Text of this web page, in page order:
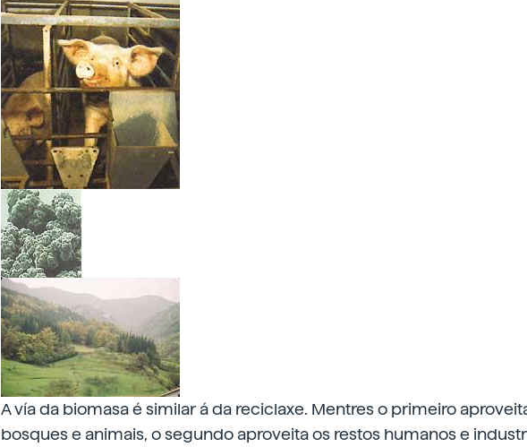
A vía da biomasa é similar á da reciclaxe. Mentres o primeiro
bosques e animais, o segundo aproveita os restos humanos e